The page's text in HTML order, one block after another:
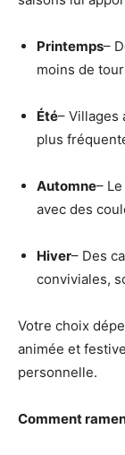
Printemps–
moins de
Été– Villages
plus
Automne–
avec des
Hiver– Des
conviviales,
Votre choix
animée et
personnelle.
Comment